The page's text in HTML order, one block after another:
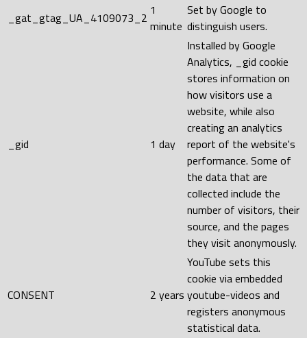
_gat_gtag_UA_4109073_2 1
minute
Set by Google to
distinguish users.
_gid 1 day
Installed by Google
Analytics, _gid cookie
stores information on
how visitors use a
website, while also
creating an analytics
report of the website's
performance. Some of
the data that are
collected include the
number of visitors, their
source, and the pages
they visit anonymously.
CONSENT 2 years
YouTube sets this
cookie via embedded
youtube-videos and
registers anonymous
statistical data.